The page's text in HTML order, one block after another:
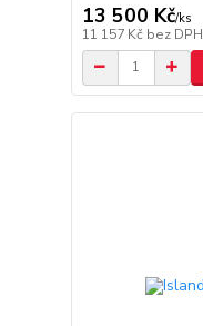
13 500 Kč/ks
11 157 Kč bez DPH